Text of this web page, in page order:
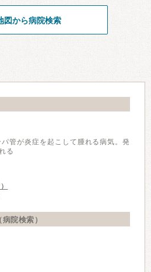
図から病院検索
管が炎症を起こして腫れる病気。発
る
院検索）